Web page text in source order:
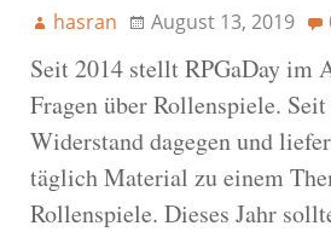
hasran August 13, 2019
Seit 2014 stellt RPGaDay im
Fragen über Rollenspiele.
Widerstand dagegen und
täglich Material zu einem
Rollenspiele. Dieses Jahr